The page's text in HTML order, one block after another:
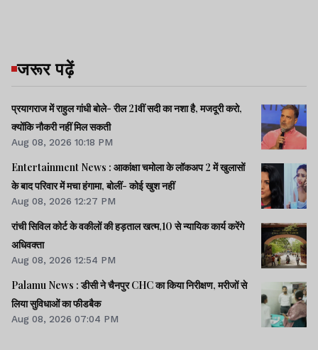
जरूर पढ़ें
प्रयागराज में राहुल गांधी बोले- रील 21वीं सदी का नशा है, मजदूरी करो,
क्योंकि नौकरी नहीं मिल सकती
Aug 08, 2026 10:18 PM
Entertainment News : आकांक्षा चमोला के लॉकअप 2 में खुलासों
के बाद परिवार में मचा हंगामा, बोलीं- कोई खुश नहीं
Aug 08, 2026 12:27 PM
रांची सिविल कोर्ट के वकीलों की हड़ताल खत्म,10 से न्यायिक कार्य करेंगे
अधिवक्ता
Aug 08, 2026 12:54 PM
Palamu News : डीसी ने चैनपुर CHC का किया निरीक्षण, मरीजों से
लिया सुविधाओं का फीडबैक
Aug 08, 2026 07:04 PM